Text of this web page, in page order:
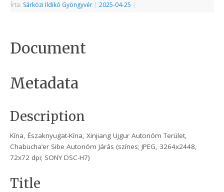
Írta: Sárközi Ildikó Gyöngyvér | 2025-04-25 |
Document
Metadata
Description
Kína, Északnyugat-Kína, Xinjiang Ujgur Autonóm Terület,
Chabucha’er Sibe Autonóm Járás (színes; JPEG, 3264x2448,
72x72 dpi; SONY DSC-H7)
Title